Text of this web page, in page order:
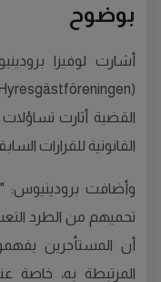
بوضوح
أشارت لوفيزا
القضية أثارت
القانونية للقرارات
وأضافت برودينيوس:
تحميهم من الطرد
أن المستأجرين
المرتبطة به، خاصة